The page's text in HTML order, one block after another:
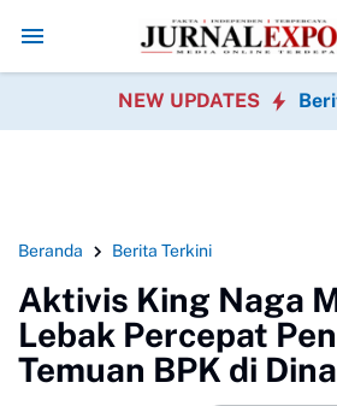
King Naga Pertanyakan Penanganan
NEW UPDATES
Beranda Berita Terkini
Aktivis King Naga
Lebak Percepat
Temuan BPK di